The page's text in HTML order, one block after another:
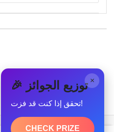
× 🎉 توزيع الجوائز
تحقق إذا كنت قد فزت!
CHECK PRIZE